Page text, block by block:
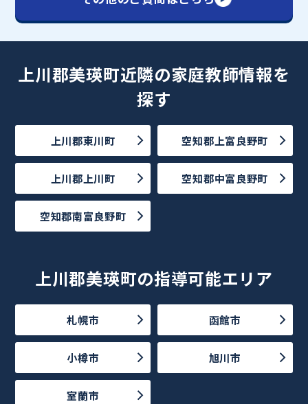
上川郡美瑛町近隣の家庭教師情報を
探す
上川郡東川町 空知郡上富良野町
上川郡上川町 空知郡中富良野町
空知郡南富良野町
上川郡美瑛町の指導可能エリア
札幌市 函館市
小樽市 旭川市
室蘭市